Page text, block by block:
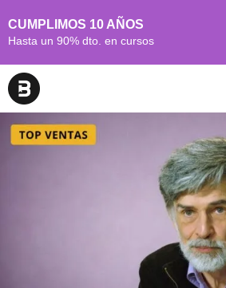
CUMPLIMOS 10 AÑOS
Hasta un 90% dto. en cursos